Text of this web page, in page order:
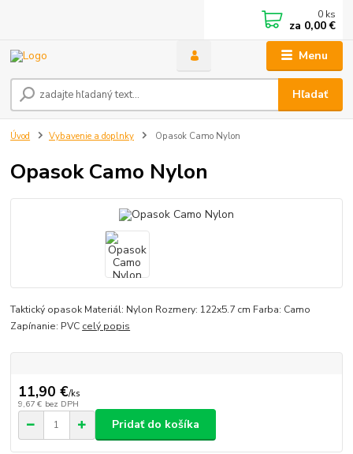
Menu
Hľadať
0 ks
za 0,00 €
Úvod Vybavenie a doplnky Opasok Camo Nylon
Opasok Camo Nylon
Taktický opasok Materiál: Nylon Rozmery: 122x5.7 cm Farba: Camo
Zapínanie: PVC celý popis
11,90 €/ks
9,67 € bez DPH
Pridať do košíka